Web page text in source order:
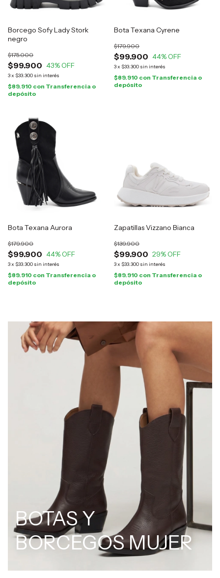
Borcego Sofy Lady Stork
negro
$99.900
$175.000
43% OFF
3x $33.300 sin interés
$89.910 con Transferencia o
depósito
Bota Texana Cyrene
$99.900
$179.900
44% OFF
3x $33.300 sin interés
$89.910 con Transferencia o
depósito
Bota Texana Aurora
$99.900
$179.900
44% OFF
3x $33.300 sin interés
$89.910 con Transferencia o
depósito
Zapatillas Vizzano Bianca
$99.900
$139.900
29% OFF
3x $33.300 sin interés
$89.910 con Transferencia o
depósito
BOTAS Y
BORCEGOS MUJER